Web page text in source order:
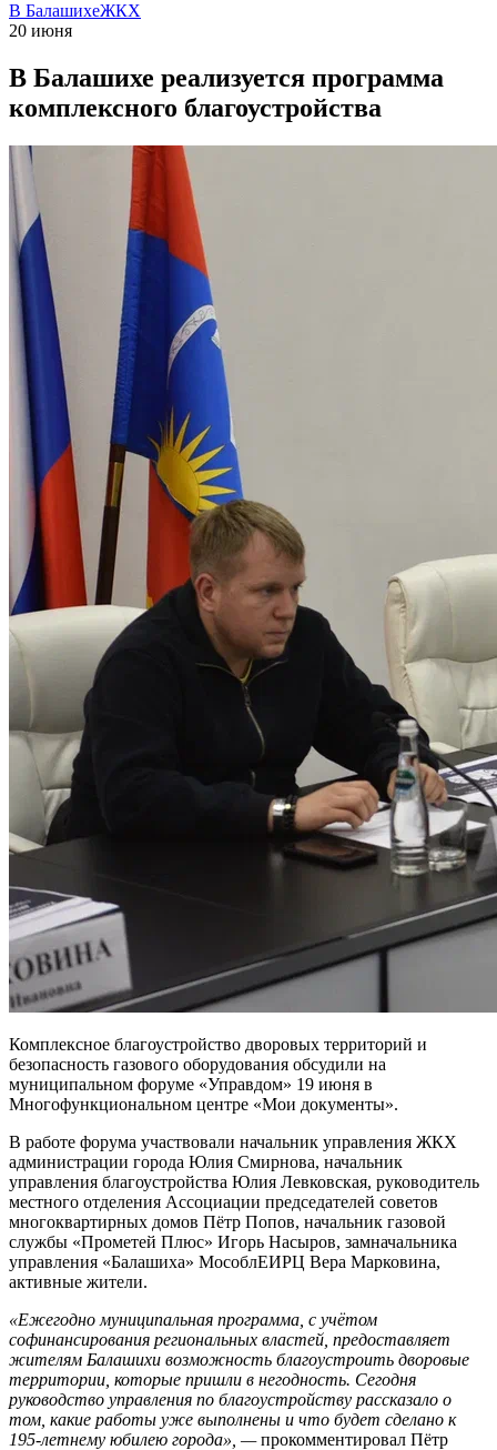
В БалашихеЖКХ
20 июня
В Балашихе реализуется программа
комплексного благоустройства
Комплексное благоустройство дворовых территорий и
безопасность газового оборудования обсудили на
муниципальном форуме «Управдом» 19 июня в
Многофункциональном центре «Мои документы».
В работе форума участвовали начальник управления ЖКХ
администрации города Юлия Смирнова, начальник
управления благоустройства Юлия Левковская, руководитель
местного отделения Ассоциации председателей советов
многоквартирных домов Пётр Попов, начальник газовой
службы «Прометей Плюс» Игорь Насыров, замначальника
управления «Балашиха» МособлЕИРЦ Вера Марковина,
активные жители.
«Ежегодно муниципальная программа, с учётом
софинансирования региональных властей, предоставляет
жителям Балашихи возможность благоустроить дворовые
территории, которые пришли в негодность. Сегодня
руководство управления по благоустройству рассказало о
том, какие работы уже выполнены и что будет сделано к
195-летнему юбилею города», —прокомментировал Пётр